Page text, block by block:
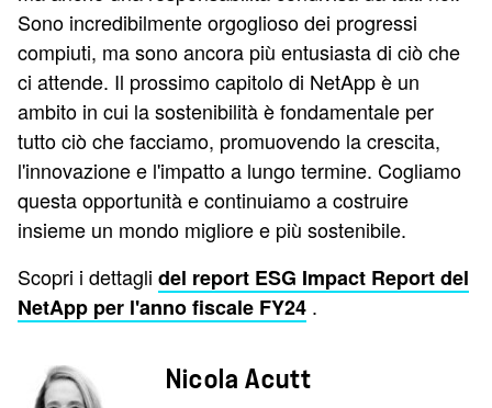
Sono incredibilmente orgoglioso dei progressi
compiuti, ma sono ancora più entusiasta di ciò che
ci attende. Il prossimo capitolo di NetApp è un
ambito in cui la sostenibilità è fondamentale per
tutto ciò che facciamo, promuovendo la crescita,
l'innovazione e l'impatto a lungo termine. Cogliamo
questa opportunità e continuiamo a costruire
insieme un mondo migliore e più sostenibile.
Scopri i dettagli del report ESG Impact Report del
NetApp per l'anno fiscale FY24 .
Nicola Acutt